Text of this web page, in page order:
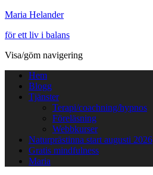
Maria Helander
för ett liv i balans
Visa/göm navigering
Hem
Blogg
Tjänster
Terapi/coachning/hypnos
Föreläsning
Webbkurser
Naturprästinna start augusti 2026
Gratis mindfulness
Maria